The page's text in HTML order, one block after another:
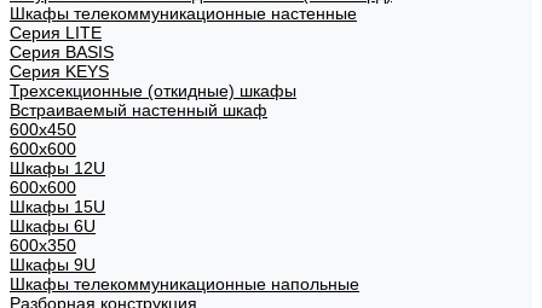
Шкафы телекоммуникационные настенные
Cерия LITE
Cерия BASIS
Cерия KEYS
Трехсекционные (откидные) шкафы
Встраиваемый настенный шкаф
600x450
600x600
Шкафы 12U
600x600
Шкафы 15U
Шкафы 6U
600x350
Шкафы 9U
Шкафы телекоммуникационные напольные
Разборная конструкция